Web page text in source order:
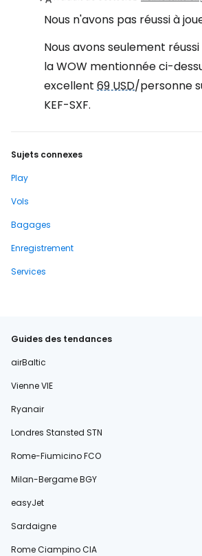
Nous n'avons pas réussi à
Nous avons seulement
la WOW mentionnée ci-
excellent 69 USD/personne
KEF-SXF.
Sujets connexes
Play
Vols
Bagages
Enregistrement
Services
Guides des tendances
airBaltic
Vienne VIE
Ryanair
Londres Stansted STN
Rome-Fiumicino FCO
Milan-Bergame BGY
easyJet
Sardaigne
Rome Ciampino CIA